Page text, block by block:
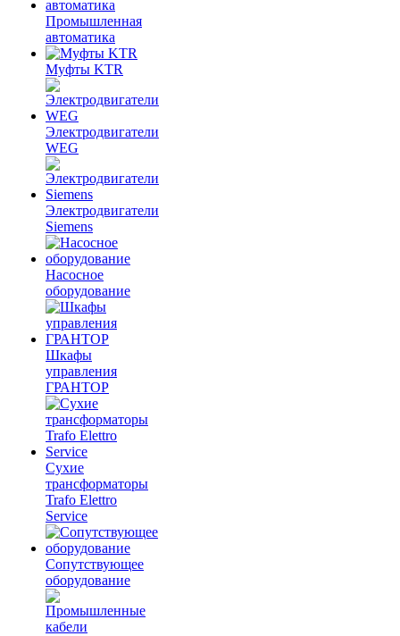
Промышленная
автоматика
Муфты KTR
Электродвигатели
WEG
Электродвигатели
Siemens
Насосное
оборудование
Шкафы
управления
ГРАНТОР
Сухие
трансформаторы
Trafo Elettro
Service
Сопутствующее
оборудование